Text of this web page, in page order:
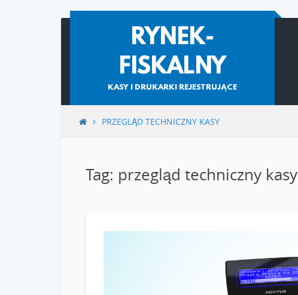
RYNEK-
FISKALNY
KASY I DRUKARKI REJESTRUJĄCE
PRZEGLĄD TECHNICZNY KASY
Tag: przegląd techniczny kasy